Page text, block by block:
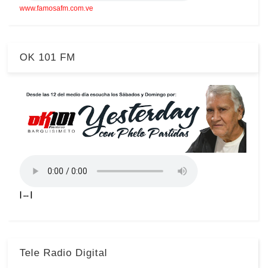
www.famosafm.com.ve
OK 101 FM
| ... |
Tele Radio Digital